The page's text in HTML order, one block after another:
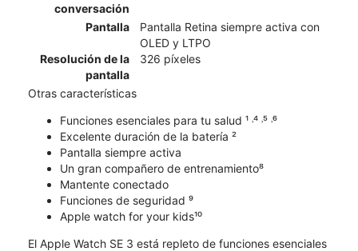
conversación
Pantalla
Pantalla Retina siempre activa con
OLED y LTPO
Resolución de la
pantalla
326 píxeles
Otras características
Funciones esenciales para tu salud ¹ ˒⁴ ˒⁵ ˒⁶
Excelente duración de la batería ²
Pantalla siempre activa
Un gran compañero de entrenamiento⁸
Mantente conectado
Funciones de seguridad ⁹
Apple watch for your kids¹⁰
El Apple Watch SE 3 está repleto de funciones esenciales